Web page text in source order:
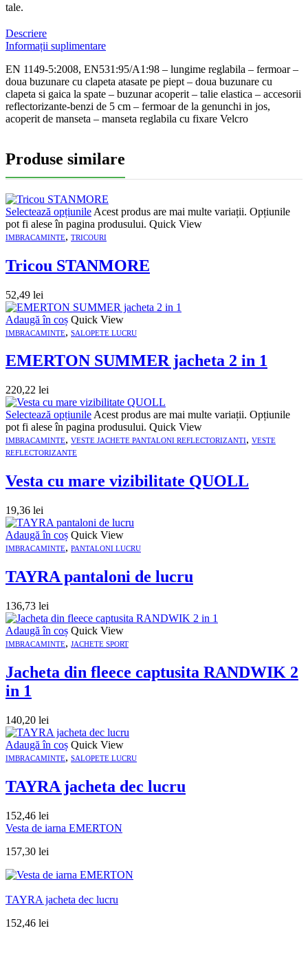
tale.
Descriere
Informații suplimentare
EN 1149-5:2008, EN531:95/A1:98 – lungime reglabila – fermoar –
doua buzunare cu clapeta atasate pe piept – doua buzunare cu
clapeta si gaica la spate – buzunar acoperit – talie elastica – accesorii
reflectorizante-benzi de 5 cm – fermoar de la genunchi in jos,
acoperit de manseta – manseta reglabila cu fixare Velcro
Produse similare
Selectează opțiunile Acest produs are mai multe variații. Opțiunile
pot fi alese în pagina produsului. Quick View
IMBRACAMINTE, TRICOURI
Tricou STANMORE
52,49 lei
Adaugă în coș Quick View
IMBRACAMINTE, SALOPETE LUCRU
EMERTON SUMMER jacheta 2 in 1
220,22 lei
Selectează opțiunile Acest produs are mai multe variații. Opțiunile
pot fi alese în pagina produsului. Quick View
IMBRACAMINTE, VESTE JACHETE PANTALONI REFLECTORIZANTI, VESTE
REFLECTORIZANTE
Vesta cu mare vizibilitate QUOLL
19,36 lei
Adaugă în coș Quick View
IMBRACAMINTE, PANTALONI LUCRU
TAYRA pantaloni de lucru
136,73 lei
Adaugă în coș Quick View
IMBRACAMINTE, JACHETE SPORT
Jacheta din fleece captusita RANDWIK 2
in 1
140,20 lei
Adaugă în coș Quick View
IMBRACAMINTE, SALOPETE LUCRU
TAYRA jacheta dec lucru
152,46 lei
Vesta de iarna EMERTON
157,30 lei
TAYRA jacheta dec lucru
152,46 lei